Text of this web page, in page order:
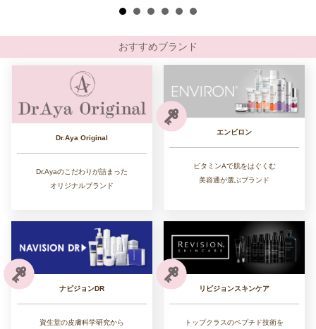
おすすめブランド
Dr.Aya Original
Dr.Ayaのこだわりが詰まった
オリジナルブランド
エンビロン
ビタミンAで肌をはぐくむ
美容通が選ぶブランド
ナビジョンDR
資生堂の皮膚科学研究から
リビジョンスキンケア
トップクラスのペプチド技術を